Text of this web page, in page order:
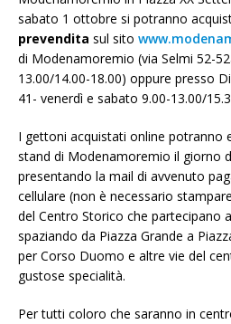
sabato 1 ottobre si potranno
prevendita sul sito
di Modenamoremio (via Selmi 52-
13.00/14.00-18.00) oppure presso
41- venerdì e sabato 9.00-13.00/
I gettoni acquistati online potranno
stand di Modenamoremio il giorno
presentando la mail di avvenuto
cellulare (non è necessario
del Centro Storico che partecipano
spaziando da Piazza Grande a
per Corso Duomo e altre vie del
gustose specialità.
Per tutti coloro che saranno in